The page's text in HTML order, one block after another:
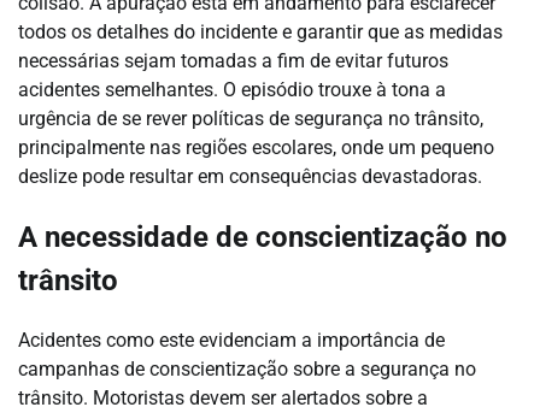
todos os detalhes do incidente e garantir que as medidas
necessárias sejam tomadas a fim de evitar futuros
acidentes semelhantes. O episódio trouxe à tona a
urgência de se rever políticas de segurança no trânsito,
principalmente nas regiões escolares, onde um pequeno
deslize pode resultar em consequências devastadoras.
A necessidade de conscientização no
trânsito
Acidentes como este evidenciam a importância de
campanhas de conscientização sobre a segurança no
trânsito. Motoristas devem ser alertados sobre a